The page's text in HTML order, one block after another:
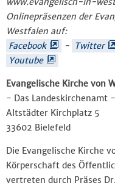
Onlinepräsenzen der
Westfalen auf:
Facebook
- Twitter
Youtube
Evangelische Kirche von
- Das Landeskirchenamt -
Altstädter Kirchplatz 5
33602 Bielefeld
Die Evangelische Kirche
Körperschaft des
vertreten durch Präses